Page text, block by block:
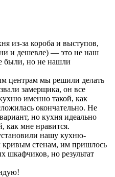
из-за короба и выступов,
и дешевле) — это не наш
были, но не нашли
центрам мы решили делать
замерщика, он все
именно такой, как
окончательно. Не
но кухня идеально
как мне нравится.
нашу кухню-
кривым стенам, им пришлось
шкафчиков, но результат